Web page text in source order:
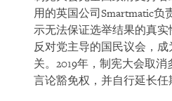
用的英国公司Smartmatic负
示无法保证选举结果的真
反对党主导的国民议会，
关。2019年，制宪大会取
言论豁免权，并自行延长任